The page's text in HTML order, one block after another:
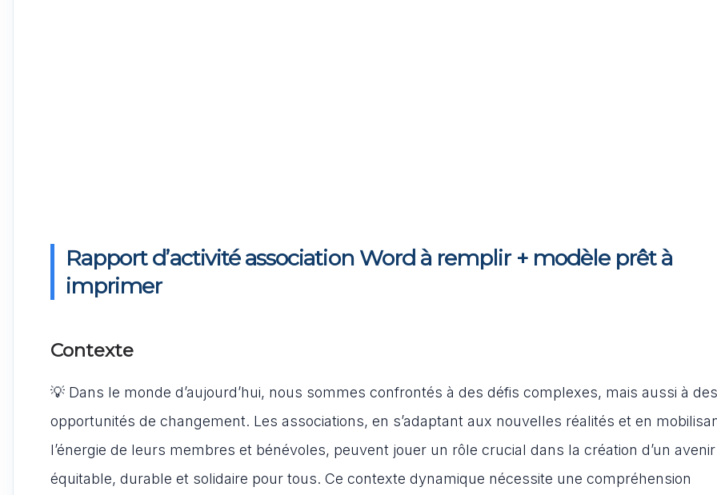
Rapport d’activité association Word à remplir + modèle prêt à
imprimer
Contexte
💡 Dans le monde d’aujourd’hui, nous sommes confrontés à des défis complexes, mais aussi à des
opportunités de changement. Les associations, en s’adaptant aux nouvelles réalités et en
l’énergie de leurs membres et bénévoles, peuvent jouer un rôle crucial dans la création d’un
équitable, durable et solidaire pour tous. Ce contexte dynamique nécessite une compréhension